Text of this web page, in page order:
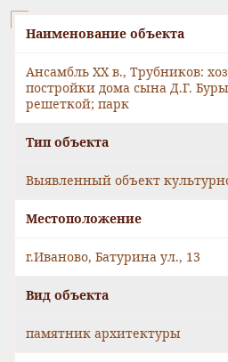
Наименование объекта
Ансамбль XX в., Трубников:
постройки дома сына Д.Г.
решеткой; парк
Тип объекта
Выявленный объект
Местоположение
г.Иваново, Батурина ул., 13
Вид объекта
памятник архитектуры